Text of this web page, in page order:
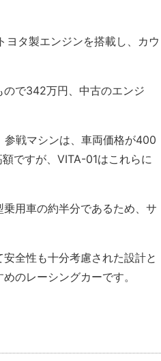
ヨタ製エンジンを搭載し、カウ
で342万円、中古のエンジ
参戦マシンは、車両価格が400
ですが、VITA-01はこれらに
用車の約半分であるため、サ
全性も十分考慮された設計と
のレーシングカーです。